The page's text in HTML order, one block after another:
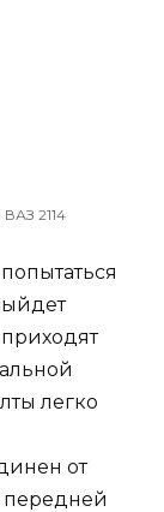
2114
легко
от
передней